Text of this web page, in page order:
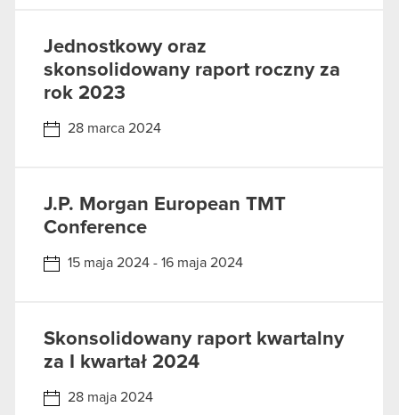
Jednostkowy oraz
skonsolidowany raport roczny za
rok 2023
28 marca 2024
J.P. Morgan European TMT
Conference
15 maja 2024 - 16 maja 2024
Skonsolidowany raport kwartalny
za I kwartał 2024
28 maja 2024